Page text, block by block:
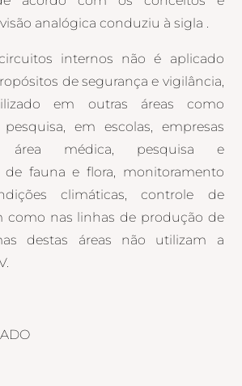
analógica conduziu à sigla .
internos não é aplicado
de segurança e vigilância,
em outras áreas como
em escolas, empresas
área médica, pesquisa e
de fauna e flora, monitoramento
climáticas, controle de
como nas linhas de produção de
destas áreas não utilizam a